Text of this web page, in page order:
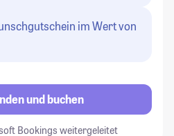
im Wert von
und buchen
Bookings weitergeleitet